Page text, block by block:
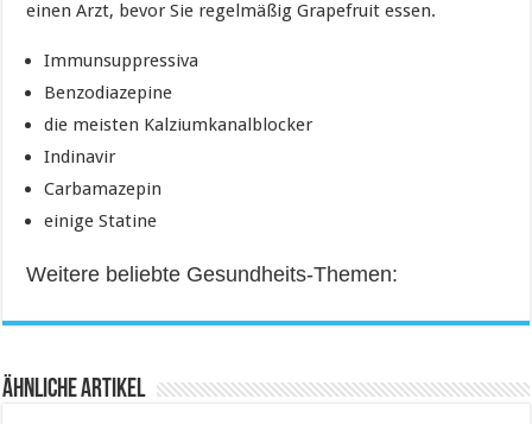
einen Arzt, bevor Sie regelmäßig Grapefruit essen.
Immunsuppressiva
Benzodiazepine
die meisten Kalziumkanalblocker
Indinavir
Carbamazepin
einige Statine
Weitere beliebte Gesundheits-Themen:
Ähnliche Artikel